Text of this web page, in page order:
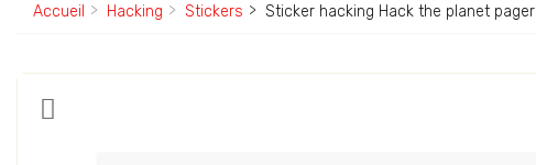
Accueil Hacking Stickers Sticker hacking Hack the planet pager